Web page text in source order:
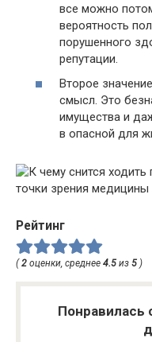
все можно
вероятность
порушенного
репутации.
Второе
смысл. Это
имущества и
в опасной для
Рейтинг
(2 оценки, среднее 4.5 из 5 )
Понравилась